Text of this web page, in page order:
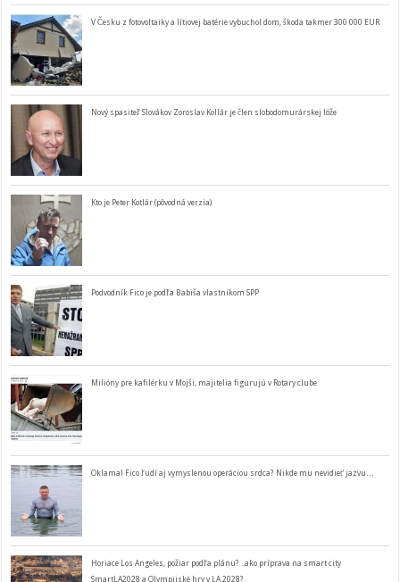
V Česku z fotovoltaiky a lítiovej batérie vybuchol dom, škoda takmer 300 000 EUR
Nový spasiteľ Slovákov Zoroslav Kollár je člen slobodomurárskej lóže
Kto je Peter Kotlár (pôvodná verzia)
Podvodník Fico je podľa Babiša vlastníkom SPP
Milióny pre kafilérku v Mojši, majitelia figurujú v Rotary clube
Oklamal Fico ľudí aj vymyslenou operáciou srdca? Nikde mu nevidieť jazvu…
Horiace Los Angeles, požiar podľa plánu? ..ako príprava na smart city
SmartLA2028 a Olympijské hry v LA 2028?